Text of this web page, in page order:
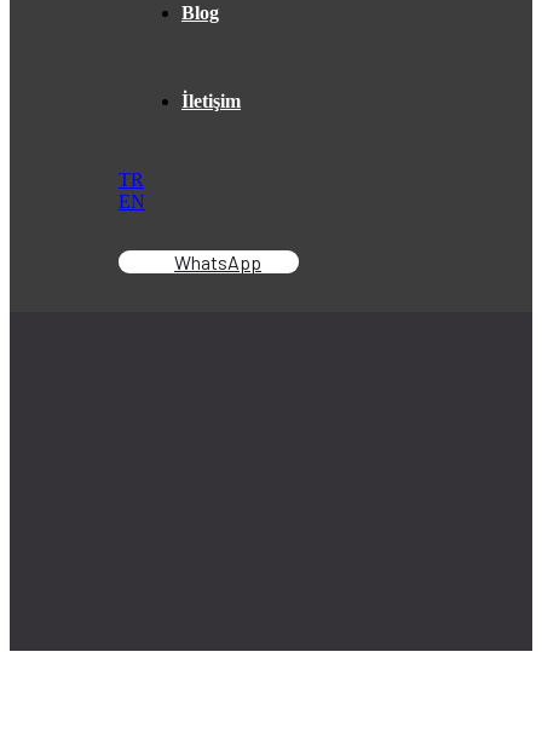
Blog
İletişim
TR
EN
WhatsApp